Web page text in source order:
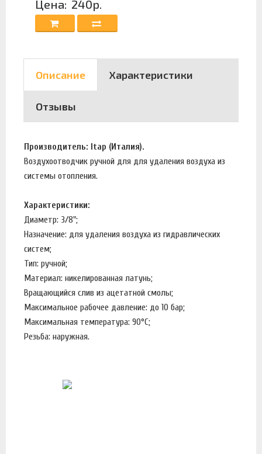
Цена: 240р.
Описание Характеристики
Отзывы
Производитель: Itap (Италия).
Воздухоотводчик ручной для для удаления воздуха из
системы отопления.
Характеристики:
Диаметр: 3/8";
Назначение: для удаления воздуха из гидравлических
систем;
Тип: ручной;
Материал: никелированная латунь;
Вращающийся слив из ацетатной смолы;
Максимальное рабочее давление: до 10 бар;
Максимальная температура: 90°С;
Резьба: наружная.